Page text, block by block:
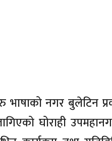
भाषाको नगर बुलेटिन
घोराही